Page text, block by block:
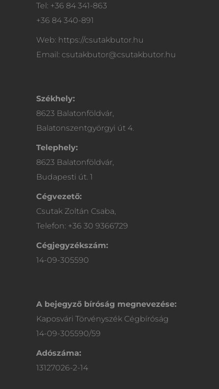
Tel: +36 84 341-863
+36 84 340-891
Web: https://csutakbutor.hu
Email: csutakbutor@csutakbutor.hu
Székhely:
8623 Balatonföldvár,
Balatonszentgyörgyi út 4.
Telephely:
8623 Balatonföldvár,
Budapesti út. 1
Cégvezető:
Csutak Zoltán Csaba,
Telefon: +36 30 9366729
Cégjegyzékszám:
14-09-305590
A bejegyző bíróság megnevezése:
Kaposvári Törvényszék Cégbíróság
14-09-305590/59
Adószáma:
13127026-2-14